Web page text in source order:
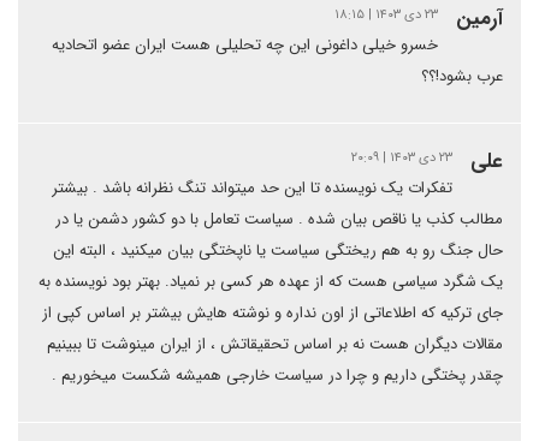
آرمین ۲۳ دی ۱۴۰۳ | ۱۸:۱۵
خسرو خیلی داغونی این چه تحلیلی هست ایران عضو اتحادیه
عرب بشود!؟؟
علی ۲۳ دی ۱۴۰۳ | ۲۰:۰۹
تفکرات یک نویسنده تا این حد میتواند تنگ نظرانه باشد . بیشتر
مطالب کذب یا ناقص بیان شده . سیاست تعامل با دو کشور دشمن یا در
حال جنگ رو به هم ریختگی سیاست یا ناپختگی بیان میکنید ، البته این
یک شگرد سیاسی هست که از عهده هر کسی بر نمیاد. بهتر بود نویسنده به
جای ترکیه که اطلاعاتی از اون نداره و نوشته هایش بیشتر بر اساس کپی از
مقالات دیگران هست نه بر اساس تحقیقاتش ، از ایران مینوشت تا ببینیم
چقدر پختگی داریم و چرا در سیاست خارجی همیشه شکست میخوریم .